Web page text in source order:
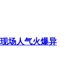
场人气火爆异